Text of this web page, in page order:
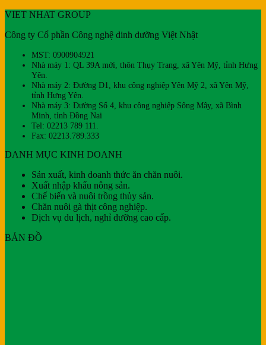
VIET NHAT GROUP
Công ty Cổ phần Công nghệ dinh dưỡng Việt Nhật
MST: 0900904921
Nhà máy 1: QL 39A mới, thôn Thụy Trang, xã Yên Mỹ, tỉnh Hưng
Yên.
Nhà máy 2: Đường D1, khu công nghiệp Yên Mỹ 2, xã Yên Mỹ,
tỉnh Hưng Yên.
Nhà máy 3: Đường Số 4, khu công nghiệp Sông Mây, xã Bình
Minh, tỉnh Đồng Nai
Tel: 02213 789 111.
Fax: 02213.789.333
DANH MỤC KINH DOANH
Sản xuất, kinh doanh thức ăn chăn nuôi.
Xuất nhập khẩu nông sản.
Chế biến và nuôi trồng thủy sản.
Chăn nuôi gà thịt công nghiệp.
Dịch vụ du lịch, nghỉ dưỡng cao cấp.
BẢN ĐỒ